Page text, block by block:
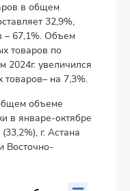
в общем
32,9%,
– 67,1%. Объем
товаров по
2024г. увеличился
товаров– на 7,3%.
объеме
в январе-октябре
г. Астана
Восточно-
розничной торговли за